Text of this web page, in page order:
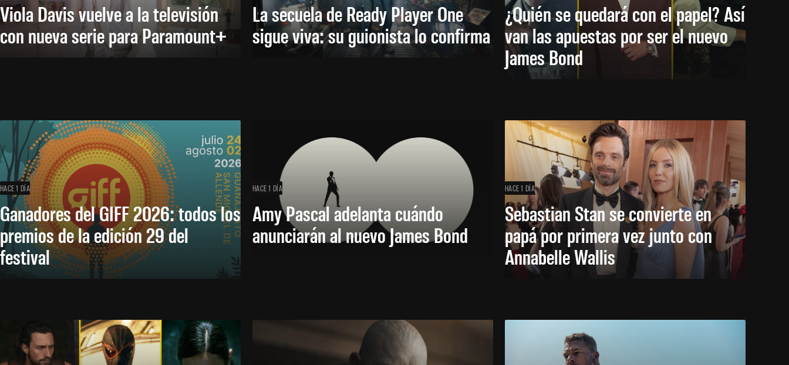
Viola Davis vuelve a la televisión
con nueva serie para Paramount+
La secuela de Ready Player One
sigue viva: su guionista lo confirma
¿Quién se quedará con el papel? Así
van las apuestas por ser el nuevo
James Bond
HACE 1 DÍA
Ganadores del GIFF 2026: todos los
premios de la edición 29 del
festival
HACE 1 DÍA
Amy Pascal adelanta cuándo
anunciarán al nuevo James Bond
HACE 1 DÍA
Sebastian Stan se convierte en
papá por primera vez junto con
Annabelle Wallis